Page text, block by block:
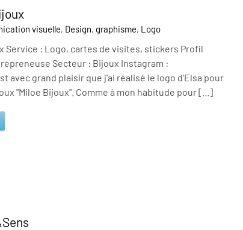
visuelle, Design, graphisme, Logo
Service : Logo, cartes de visites, stickers Profil
Secteur : Bijoux Instagram :
avec grand plaisir que j'ai réalisé le logo d'Elsa pour
"Miloe Bijoux". Comme à mon habitude pour [...]